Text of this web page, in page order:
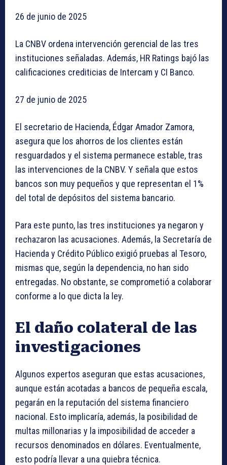
26 de junio de 2025
La CNBV ordena intervención gerencial de las tres
instituciones señaladas. Además, HR Ratings bajó las
calificaciones crediticias de Intercam y CI Banco.
27 de junio de 2025
El secretario de Hacienda, Édgar Amador Zamora,
asegura que los ahorros de los clientes están
resguardados y el sistema permanece estable, tras
las intervenciones de la CNBV. Y señala que estos
bancos son muy pequeños y que representan el 1%
del total de depósitos del sistema bancario.
Para este punto, las tres instituciones ya negaron y
rechazaron las acusaciones. Además, la Secretaría de
Hacienda y Crédito Público exigió pruebas al Tesoro,
mismas que, según la dependencia, no han sido
entregadas. No obstante, se comprometió a colaborar
conforme a lo que dicta la ley.
El daño colateral de las
investigaciones
Algunos expertos aseguran que estas acusaciones,
aunque están acotadas a bancos de pequeña escala,
pegarán en la reputación del sistema financiero
nacional. Esto implicaría, además, la posibilidad de
multas millonarias y la imposibilidad de acceder a
recursos denominados en dólares. Eventualmente,
esto podría llevar a una quiebra técnica.